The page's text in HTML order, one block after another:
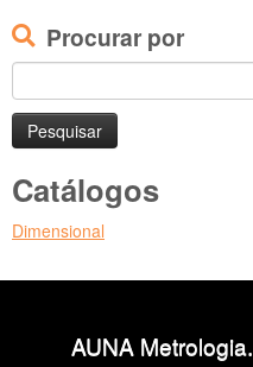
Procurar por
Pesquisar
por:
Catálogos
Dimensional
AUNA Metrologia.